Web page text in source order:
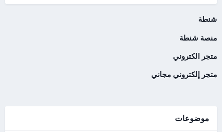
شنطة
منصة شنطة
متجر الكتروني
متجر إلكتروني مجاني
موضوعات